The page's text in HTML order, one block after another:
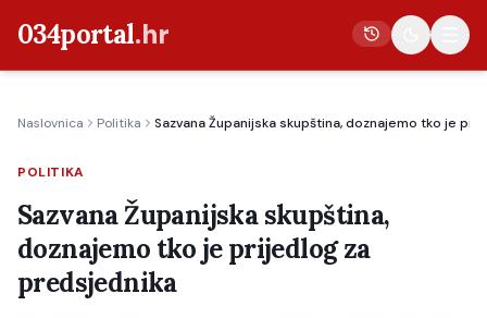
034portal.hr
Crna kronika
Poljoprivreda
Politika
Gospodarstvo
Naslovnica Politika Sazvana Županijska skupština, doznajemo tko je
POLITIKA
Sazvana Županijska skupština,
doznajemo tko je prijedlog za
predsjednika